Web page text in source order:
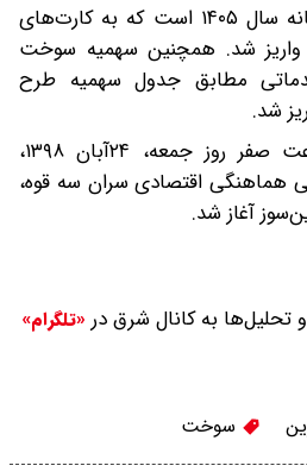
این چهارمین سهمیه ماهانه سال ۱۴۰۵ است که به کارت‌های
شد. همچنین سهمیه سوخت
مطابق جدول سهمیه طرح
شد.
سهمیه‌بندی بنزین از ساعت صفر روز جمعه، ۲۴آبان ۱۳۹۸،
هماهنگی اقتصادی سران سه قوه،
آغاز شد.
تحلیل‌ها به کانال شرق در «تلگرام»
سوخت